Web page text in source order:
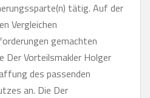
tätig. Auf der
Vergleichen
gemachten
Der Vorteilsmakler Holger
des passenden
an. Die Der